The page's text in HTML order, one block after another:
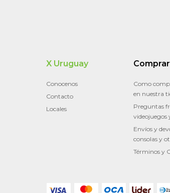
X Uruguay
Conocenos
Contacto
Locales
Comprar
Como
en nuestra
Preguntas
Envíos y
consolas y
Términos y